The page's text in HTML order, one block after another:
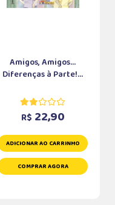
Amigos, Amigos...
Diferenças à Parte!...
R$ 22,90
ADICIONAR AO CARRINHO
COMPRAR AGORA